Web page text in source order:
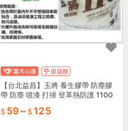
【台北益昌】玉將 養生膠帶 防塵膠
帶 防塵 噴漆 打掃 登革熱防護 1100
59~ 125